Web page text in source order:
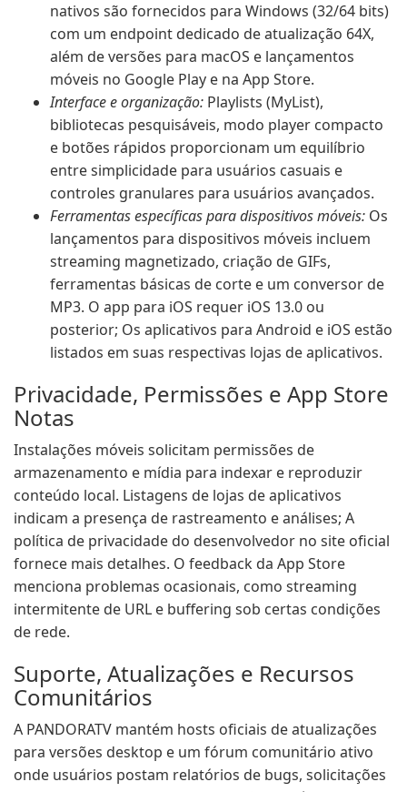
nativos são fornecidos para Windows (32/64 bits)
com um endpoint dedicado de atualização 64X,
além de versões para macOS e lançamentos
móveis no Google Play e na App Store.
Interface e organização: Playlists (MyList),
bibliotecas pesquisáveis, modo player compacto
e botões rápidos proporcionam um equilíbrio
entre simplicidade para usuários casuais e
controles granulares para usuários avançados.
Ferramentas específicas para dispositivos móveis: Os
lançamentos para dispositivos móveis incluem
streaming magnetizado, criação de GIFs,
ferramentas básicas de corte e um conversor de
MP3. O app para iOS requer iOS 13.0 ou
posterior; Os aplicativos para Android e iOS estão
listados em suas respectivas lojas de aplicativos.
Privacidade, Permissões e App Store
Notas
Instalações móveis solicitam permissões de
armazenamento e mídia para indexar e reproduzir
conteúdo local. Listagens de lojas de aplicativos
indicam a presença de rastreamento e análises; A
política de privacidade do desenvolvedor no site oficial
fornece mais detalhes. O feedback da App Store
menciona problemas ocasionais, como streaming
intermitente de URL e buffering sob certas condições
de rede.
Suporte, Atualizações e Recursos
Comunitários
A PANDORATV mantém hosts oficiais de atualizações
para versões desktop e um fórum comunitário ativo
onde usuários postam relatórios de bugs, solicitações